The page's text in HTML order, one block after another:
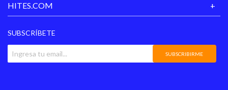
HITES.COM
SUBSCRÍBETE
SUBSCRIBIRME